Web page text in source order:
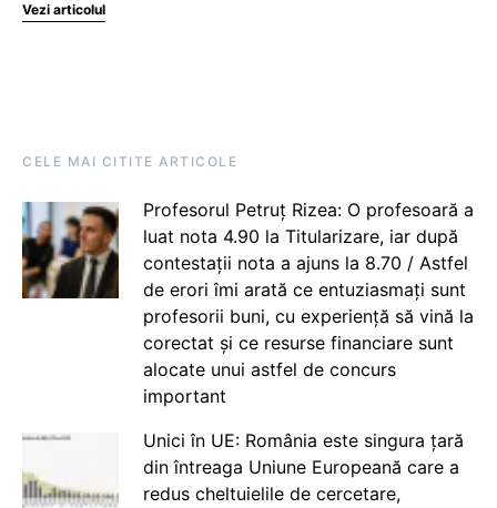
Vezi articolul
CELE MAI CITITE ARTICOLE
Profesorul Petruț Rizea: O profesoară a
luat nota 4.90 la Titularizare, iar după
contestații nota a ajuns la 8.70 / Astfel
de erori îmi arată ce entuziasmați sunt
profesorii buni, cu experiență să vină la
corectat și ce resurse financiare sunt
alocate unui astfel de concurs
important
Unici în UE: România este singura țară
din întreaga Uniune Europeană care a
redus cheltuielile de cercetare,